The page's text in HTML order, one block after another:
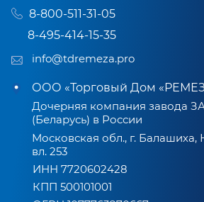
8-800-511-31-05
8-495-414-15-35
info@tdremeza.pro
ООО «Торговый Дом
Дочерняя компания завода
(Беларусь) в России
Московская обл., г. Балашиха,
вл. 253
ИНН 7720602428
КПП 500101001